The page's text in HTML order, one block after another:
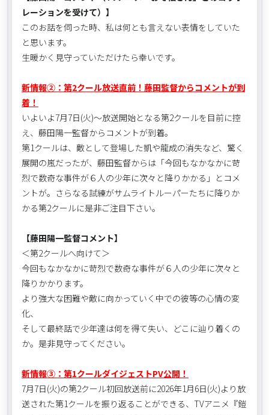
レーションを受けて）】
このお話を伺った時、私は何とも言えない表情をしていた
と思います。
生暖かく見守っていただけたら幸いです。
新情報②：第2クール放送直前！藤田監督からコメントが到
着！
いよいよ7月7日(火)～放送開始となる第2クールを目前に控
え、藤田陽一監督からコメントが到着。
第1クールは、敵として登場した凱や龍成の消失など、驚く
展開の嵐だったが、藤田監督からは「今回もなかなかに苛
烈で数奇な事件が６人の少年に次々と降りかかる」とコメ
ントが。さらなる試練がサムライトルーパーたちに降りか
かる第2クールに是非ご注目下さい。
【藤田陽一監督コメント】
＜第2クールへ向けて＞
今回もなかなかに苛烈で数奇な事件が６人の少年に次々と
降りかかります。
より強大な困難や敵に向かっていく中での彼等の心情の変
化、
そして最終話で少年達は何を得て失い、どこに辿り着くの
か。是非見守ってください。
新情報③：第1クールダイジェストPV公開！
7月7日(火)の第2クール初回放送前に2026年1月6日(火)より放
送された第1クールを振り返ることができる、TVアニメ『鎧